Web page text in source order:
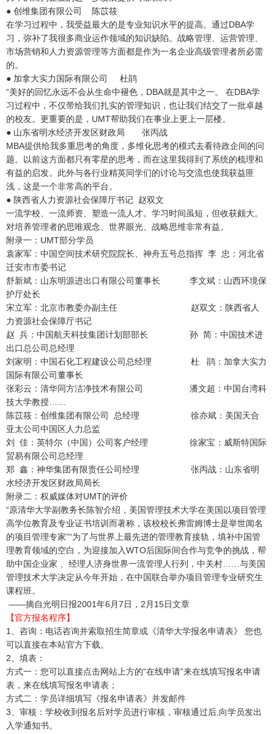
● 创维集团有限公司 陈苡筱
在学习过程中，我受益最大的是专业知识水平的提高。通过DBA学
习，弥补了我很多商业运作领域的知识缺陷。战略管理、运营管理、
市场营销和人力资源管理等方面都是作为一名企业高级管理者所必需
的。
● 加拿大实力国际有限公司 杜鹃
“美好的回忆永远不会从生命中褪色，DBA就是其中之一。 在DBA学
习过程中，不仅带给我们扎实的管理知识，也让我们结交了一批卓越
的校友。更重要的是，UMT帮助我们在事业上更上一层楼。
● 山东省明水经济开发区财政局 张丙战
MBA提供给我多重思考的角度，多维化思考的模式去看待政企间的问
题。以前这方面都只有零星的思考，而在这里我得到了系统的梳理和
有益的启发。此外与各行业精英同学们的讨论与交流也使我获益匪
浅，这是一个非常高的平台。
● 陕西省人力资源社会保障厅书记 赵双文
一流学校、一流师资、塑造一流人才。学习时间虽短，但收获颇大。
对培养管理者的思唯观念、世界眼光、战略思维非常有益。
附录一：UMT部分学员
袁家军：中国空间技术研究院院长、神舟五号总指挥 李 忠：河北省
迁安市市委书记
舒新斌：山东明源进出口有限公司董事长 李文斌：山西环境保
护厅处长
宋立军：北京市教委办副主任 赵双文：陕西省人
力资源社会保障厅书记
赵 兵：中国航天科技集团计划部部长 孙 简：中国技术进
出口总公司总经理
刘家明：中国石化工程建设公司总经理 杜 鹃：加拿大实力
国际有限公司董事长
张彩云：清华同方洁净技术有限公司 潘文超：中国台湾科
技大学教授……
陈苡筱：创维集团有限公司 总经理 徐亦斌：美国天合
亚太公司中国区人力总监
刘 佳：英特尔（中国）公司客户经理 徐家宝：威斯特国际
贸易有限公司总经理
郑 鑫：神华集团有限责任公司经理 张丙战：山东省明
水经济开发区财政局局长
附录二：权威媒体对UMT的评价
“原清华大学副教务长陈智介绍，美国管理技术大学在美国以项目管理
高学位教育及专业证书培训而著称，该校校长弗雷姆博士是举世闻名
的项目管理专家”“为了与世界上最先进的管理教育接轨，填补中国管
理教育领域的空白，为迎接加入WTO后国际间合作与竞争的挑战，帮
助中国企业家 、经理人济身世界一流管理人行列，中关村……与美国
管理技术大学决定从今年开始，在中国联合举办项目管理专业研究生
课程班。
——摘自光明日报2001年6月7日，2月15日文章
【官方报名程序】
1、咨询：电话咨询并索取招生简章或《清华大学报名申请表》 您也
可以直接在本站官方下载。
2、填表：
方式一：您可以直接点击网站上方的“在线申请”来在线填写报名申请
表，来在线填写报名申请表；
方式二：学员详细填写《报名申请表》并发邮件
3、审核：学校收到报名后对学员进行审核，审核通过后,向学员发出
入学通知书。